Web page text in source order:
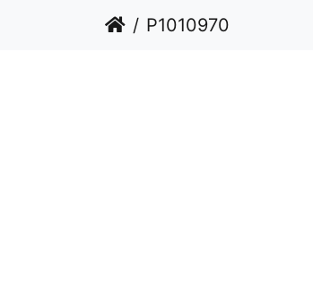
P1010970